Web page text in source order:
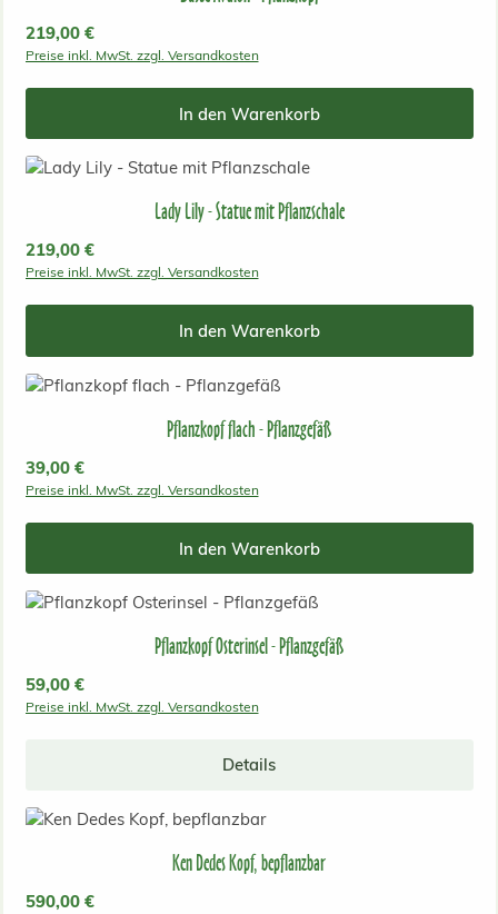
Regulärer Preis:
219,00 €
Preise inkl. MwSt. zzgl. Versandkosten
In den Warenkorb
Lady Lily - Statue mit Pflanzschale
Regulärer Preis:
219,00 €
Preise inkl. MwSt. zzgl. Versandkosten
In den Warenkorb
Pflanzkopf flach - Pflanzgefäß
Regulärer Preis:
39,00 €
Preise inkl. MwSt. zzgl. Versandkosten
In den Warenkorb
Pflanzkopf Osterinsel - Pflanzgefäß
Regulärer Preis:
59,00 €
Preise inkl. MwSt. zzgl. Versandkosten
Details
Ken Dedes Kopf, bepflanzbar
Regulärer Preis:
590,00 €